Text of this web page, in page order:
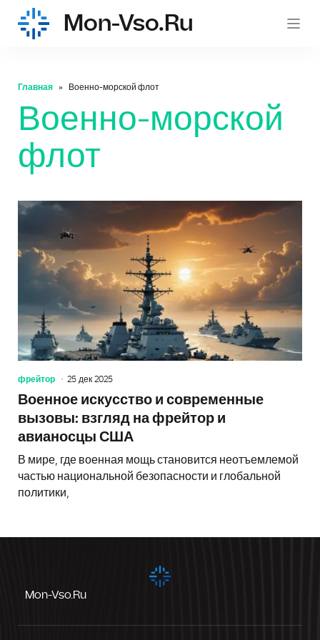
Mon-Vso.ru
Главная Военно-морской флот
Военно-морской
флот
фрейтор 25 дек 2025
Военное искусство и современные
вызовы: взгляд на фрейтор и
авианосцы США
В мире, где военная мощь становится неотъемлемой
частью национальной безопасности и глобальной
политики,
Mon-Vso.ru